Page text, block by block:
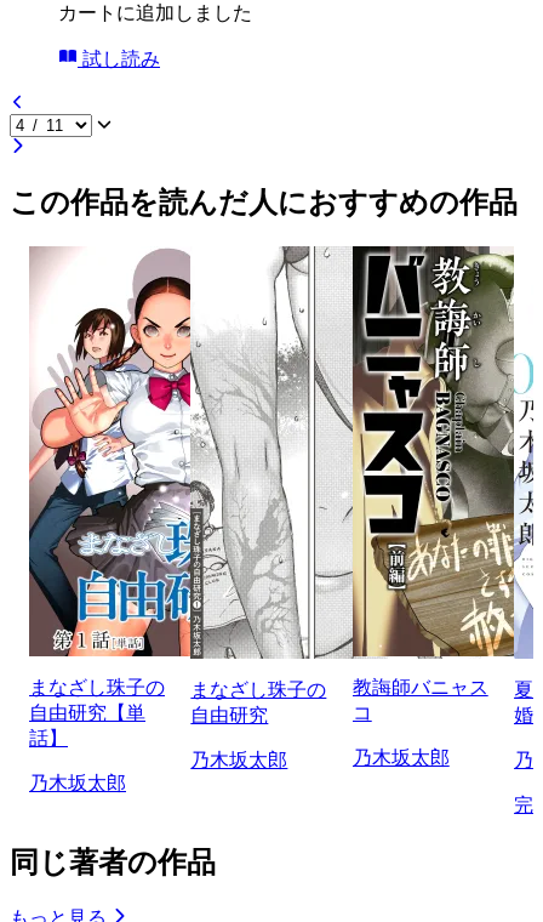
カートに追加しました
試し読み
この作品を読んだ人におすすめの作品
まなざし珠子の
自由研究【単
話】
乃木坂太郎
まなざし珠子の
自由研究
乃木坂太郎
教誨師バニャス
コ
乃木坂太郎
夏
婚
乃
完
同じ著者の作品
もっと見る